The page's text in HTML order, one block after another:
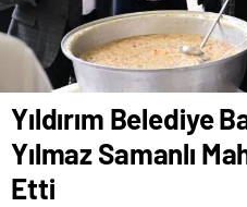
Yıldırım Belediye
Yılmaz Samanlı
Etti